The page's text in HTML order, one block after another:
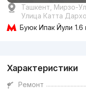
от16.9 млн
Ташкент, Мирзо-
Улица Катта
Буюк Ипак Йули 1.6
Характеристики
Ремонт